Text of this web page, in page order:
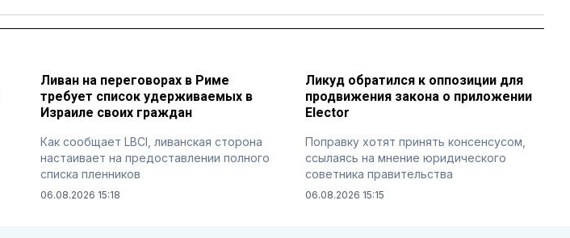
Ливан на переговорах в Риме
требует список удерживаемых в
Израиле своих граждан
Как сообщает LBCI, ливанская сторона
настаивает на предоставлении полного
списка пленников
06.08.2026 15:18
Ликуд обратился к оппозиции для
продвижения закона о приложении
Elector
Поправку хотят принять консенсусом,
ссылаясь на мнение юридического
советника правительства
06.08.2026 15:15